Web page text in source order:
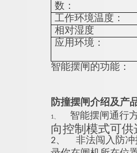
数：
工作环境温度：
相对湿度
应用环境：
智能摆闸的功能：
防撞摆闸介绍及产
1、 智能摆闸通行
向控制模式可供
2、
非法闯入防